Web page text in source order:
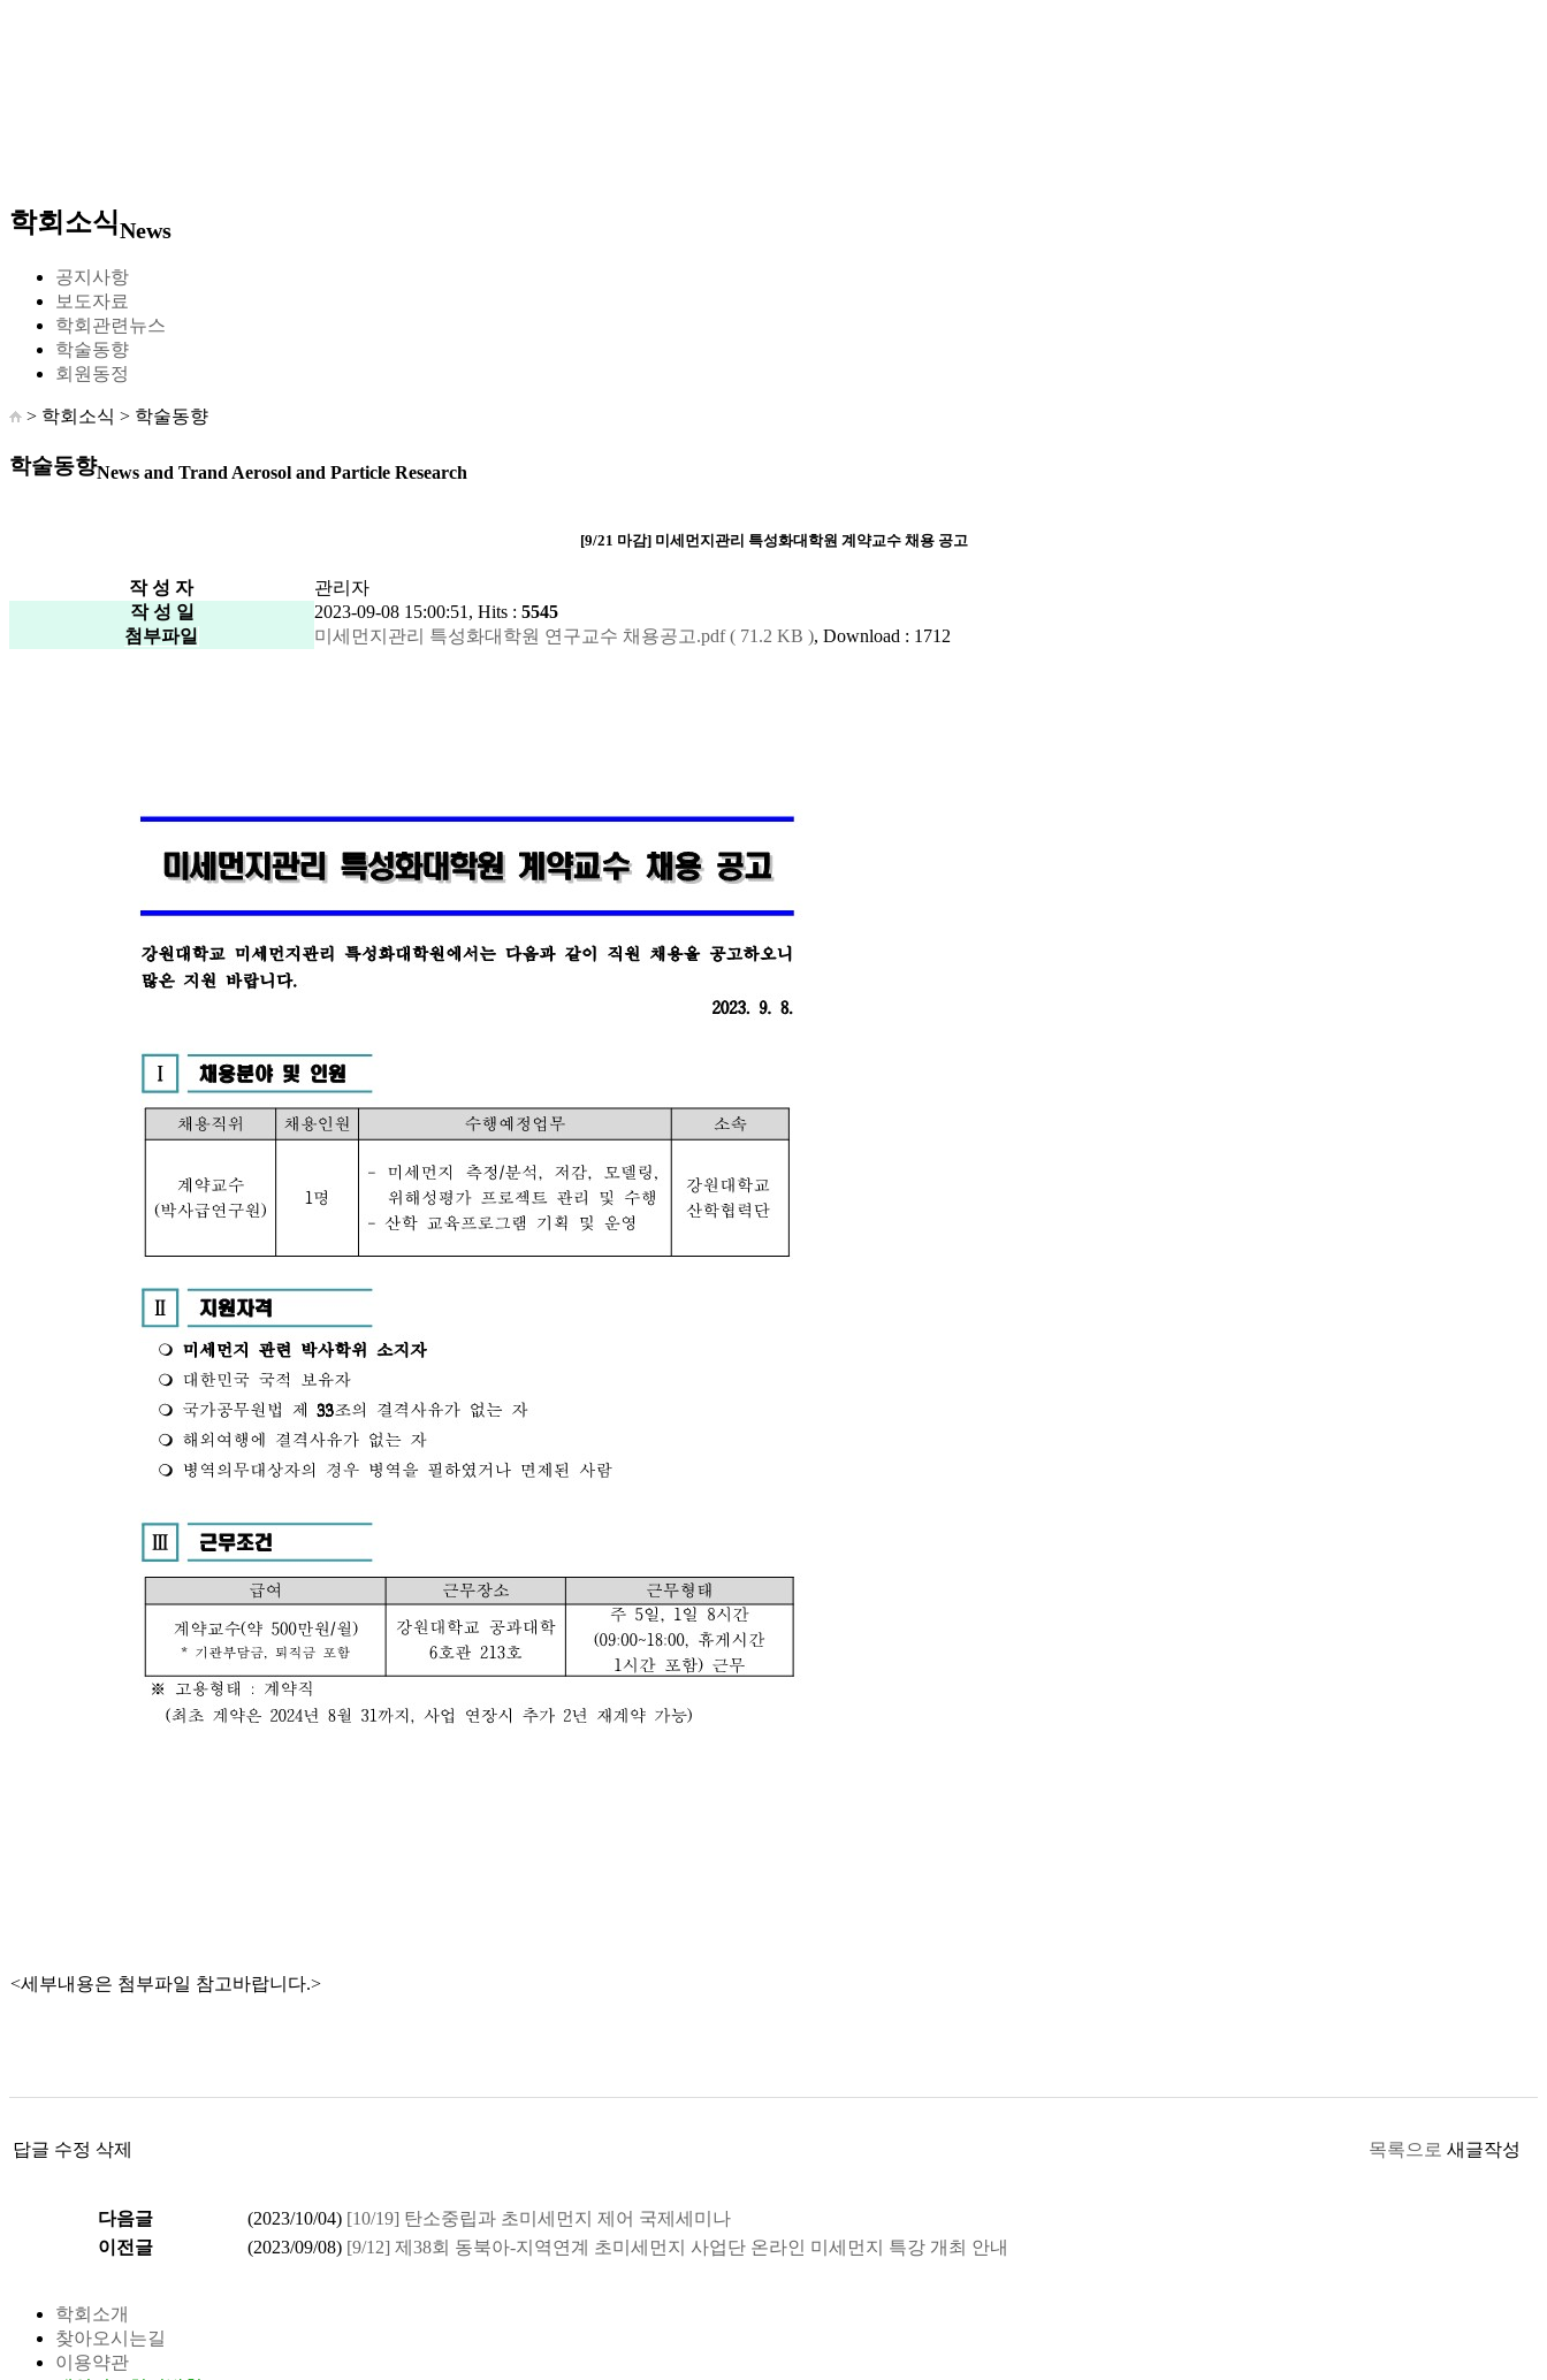
학회소식News
공지사항
보도자료
학회관련뉴스
학술동향
회원동정
> 학회소식 > 학술동향
학술동향News and Trand Aerosol and Particle Research
[9/21 마감] 미세먼지관리 특성화대학원 계약교수 채용 공고
작 성 자
관리자
작 성 일
2023-09-08 15:00:51, Hits : 5545
첨부파일
미세먼지관리 특성화대학원 연구교수 채용공고.pdf ( 71.2 KB ), Download : 1712
<세부내용은 첨부파일 참고바랍니다.>
답글 수정 삭제 목록으로 새글작성
다음글 (2023/10/04) [10/19] 탄소중립과 초미세먼지 제어 국제세미나
이전글
(2023/09/08) [9/12] 제38회 동북아-지역연계 초미세먼지 사업단 온라인 미세먼지 특강 개최 안내
학회소개
찾아오시는길
이용약관